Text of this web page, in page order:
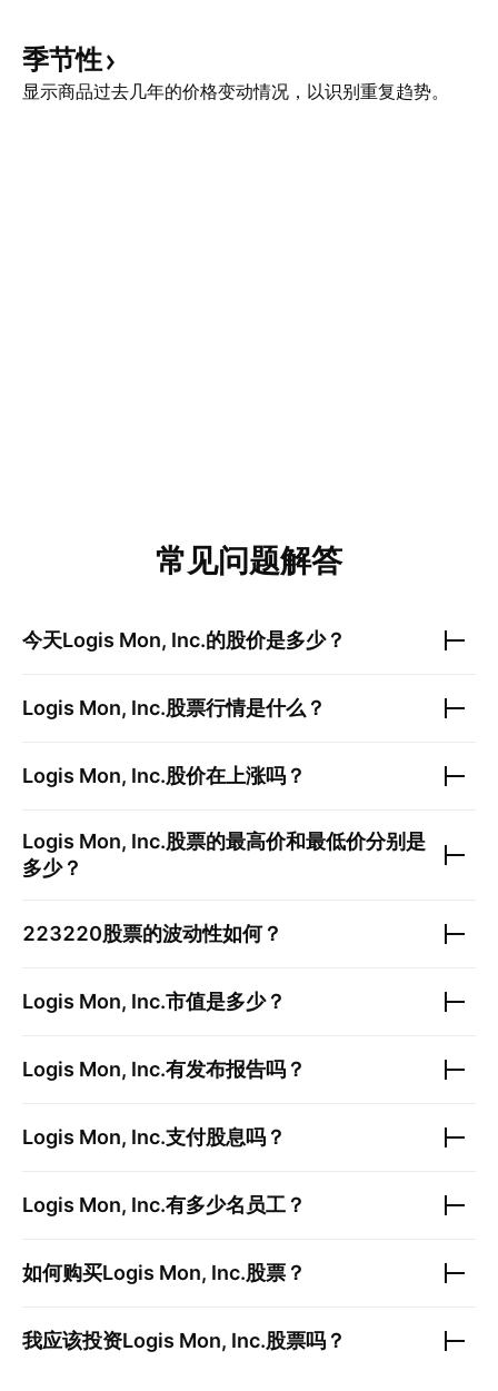
季节性
显示商品过去几年的价格变动情况，以识别重复趋势。
常见问题解答
今天Logis Mon, Inc.的股价是多少？
Logis Mon, Inc.股票行情是什么？
Logis Mon, Inc.股价在上涨吗？
Logis Mon, Inc.股票的最高价和最低价分别是
多少？
223220股票的波动性如何？
Logis Mon, Inc.市值是多少？
Logis Mon, Inc.有发布报告吗？
Logis Mon, Inc.支付股息吗？
Logis Mon, Inc.有多少名员工？
如何购买Logis Mon, Inc.股票？
我应该投资Logis Mon, Inc.股票吗？